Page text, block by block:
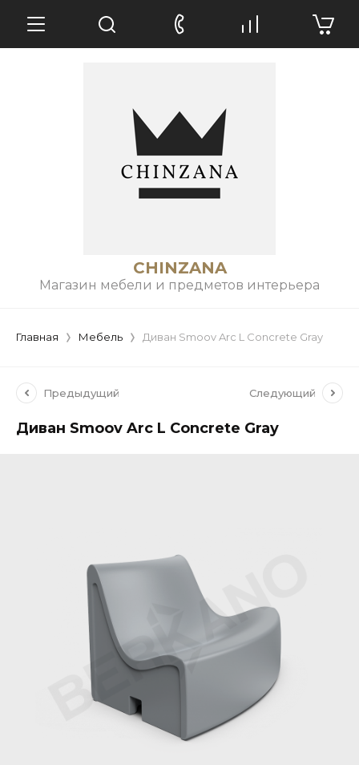
CHINZANA
Магазин мебели и предметов интерьера
Главная Мебель Диван Smoov Arc L Concrete Gray
Предыдущий Следующий
Диван Smoov Arc L Concrete Gray